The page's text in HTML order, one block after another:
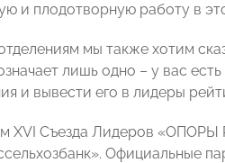
и плодотворную работу в
мы также хотим
лишь одно – у вас
и вывести его в лидеры
XVI Съезда Лидеров
Официальные